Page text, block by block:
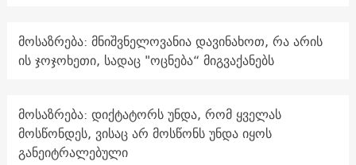
მოსაზრება: მნიშვნელოვანია დავინახოთ, რა არის
ის ჯოჯოხეთი, სადაც "ოცნება“ მიგვაქანებს
მოსაზრება: დიქტატორს უნდა, რომ ყველას
მოსწონდეს, ვისაც არ მოსწონს უნდა იყოს
განეიტრალებული